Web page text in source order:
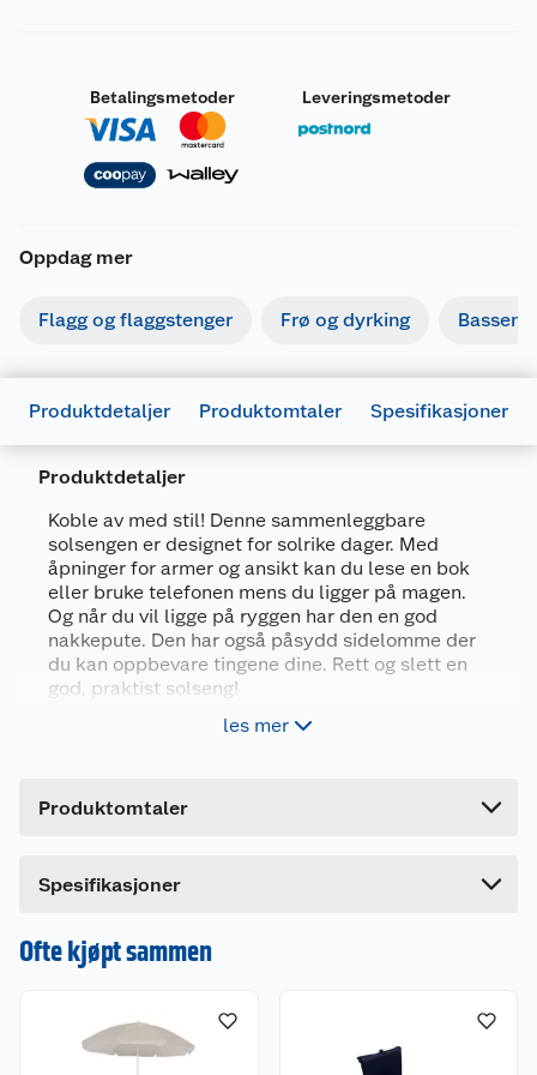
Betalingsmetoder Leveringsmetoder
Oppdag mer
Flagg og flaggstenger Frø og dyrking Basseng
Produktdetaljer Produktomtaler Spesifikasjoner
Produktdetaljer
Koble av med stil! Denne sammenleggbare
solsengen er designet for solrike dager. Med
åpninger for armer og ansikt kan du lese en bok
eller bruke telefonen mens du ligger på magen.
Og når du vil ligge på ryggen har den en god
nakkepute. Den har også påsydd sidelomme der
du kan oppbevare tingene dine. Rett og slett en
god, praktist solseng!
Åpning for armer og ansikt
Bæreseler og låsing av ramme
scrolle. Denne har en luke som kan åpnes øverst
Hodestøtte: Den har en avtagbar nakkepute
les mer
Produktomtaler
Spesifikasjoner
Generelt
Artikkelnummer
7071189342697
Leverandørens artikkelnummer
MM24004
Farge
BEIGE
Ofte kjøpt sammen